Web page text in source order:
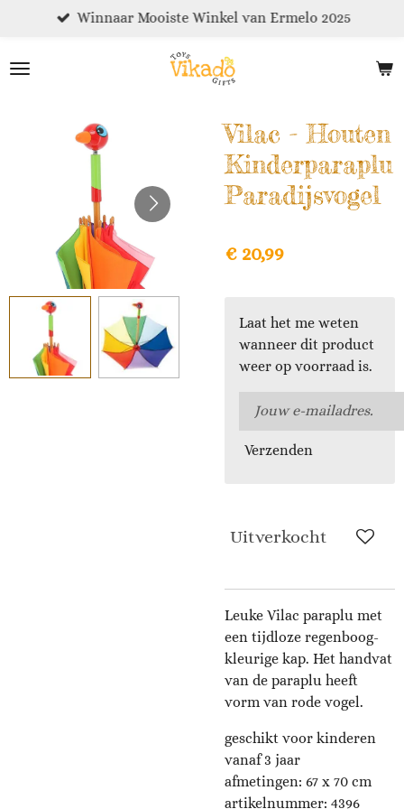
naar
Winnaar Mooiste Winkel van Ermelo 2025
Vilac - Houten
Kinderparaplu
Paradijsvogel
€ 20,99
Laat het me weten
wanneer dit product
weer op voorraad is.
Verzenden
Uitverkocht
Leuke Vilac paraplu met
een tijdloze regenboog-
kleurige kap. Het handvat
van de paraplu heeft
vorm van rode vogel.
geschikt voor kinderen
vanaf 3 jaar
afmetingen: 67 x 70 cm
artikelnummer: 4396